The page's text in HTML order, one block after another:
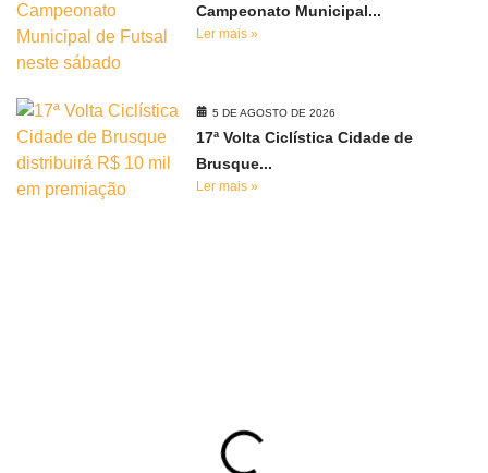
Campeonato Municipal...
Ler mais »
5 DE AGOSTO DE 2026
17ª Volta Ciclística Cidade de
Brusque...
Ler mais »